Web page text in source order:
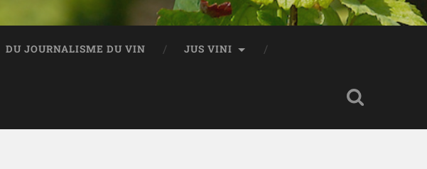
DU JOURNALISME DU VIN JUS VINI